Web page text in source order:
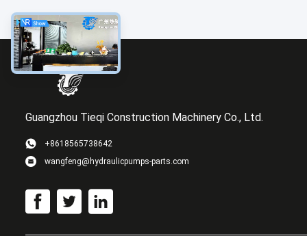
Guangzhou Tieqi Construction Machinery Co., Ltd.
+8618565738642
wangfeng@hydraulicpumps-parts.com